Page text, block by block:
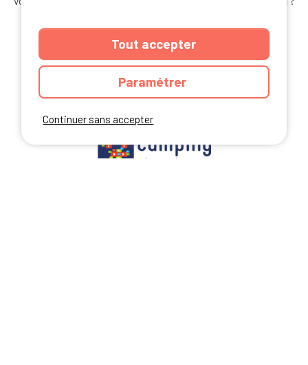
S'ABONNER
Continuer sans accepter
Tout accepter
Paramétrer